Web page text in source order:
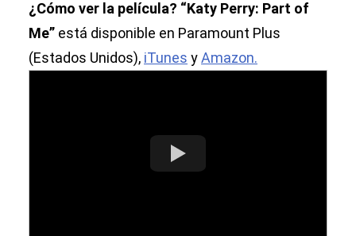
¿Cómo ver la película? “Katy Perry: Part of
Me” está disponible en Paramount Plus
(Estados Unidos), iTunes yAmazon.